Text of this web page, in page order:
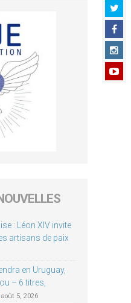
: Léon XIV invite
artisans de paix
en Uruguay,
– 6 titres,
août 5, 2026